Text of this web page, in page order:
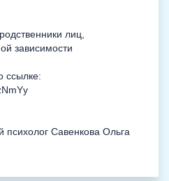
лиц,
зависимости
ссылке:
психолог Савенкова Ольга